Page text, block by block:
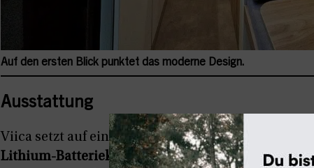
Auf den ersten Blick punktet das moderne Design.
Ausstattung
Viica setzt auf eineDieselstandheizung, ein
Lithium-Batteriekapazität– Gas ist hingegen